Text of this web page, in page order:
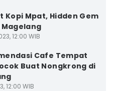
Kopi Mpat, Hidden Gem
12:00 WIB
Cafe Tempat
Buat Nongkrong di
12:00 WIB